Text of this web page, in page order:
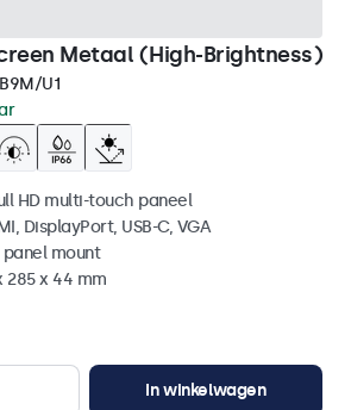
Metaal (High-Brightness)
U1
HD multi-touch paneel
DisplayPort, USB-C, VGA
mount
285 x 44 mm
In winkelwagen